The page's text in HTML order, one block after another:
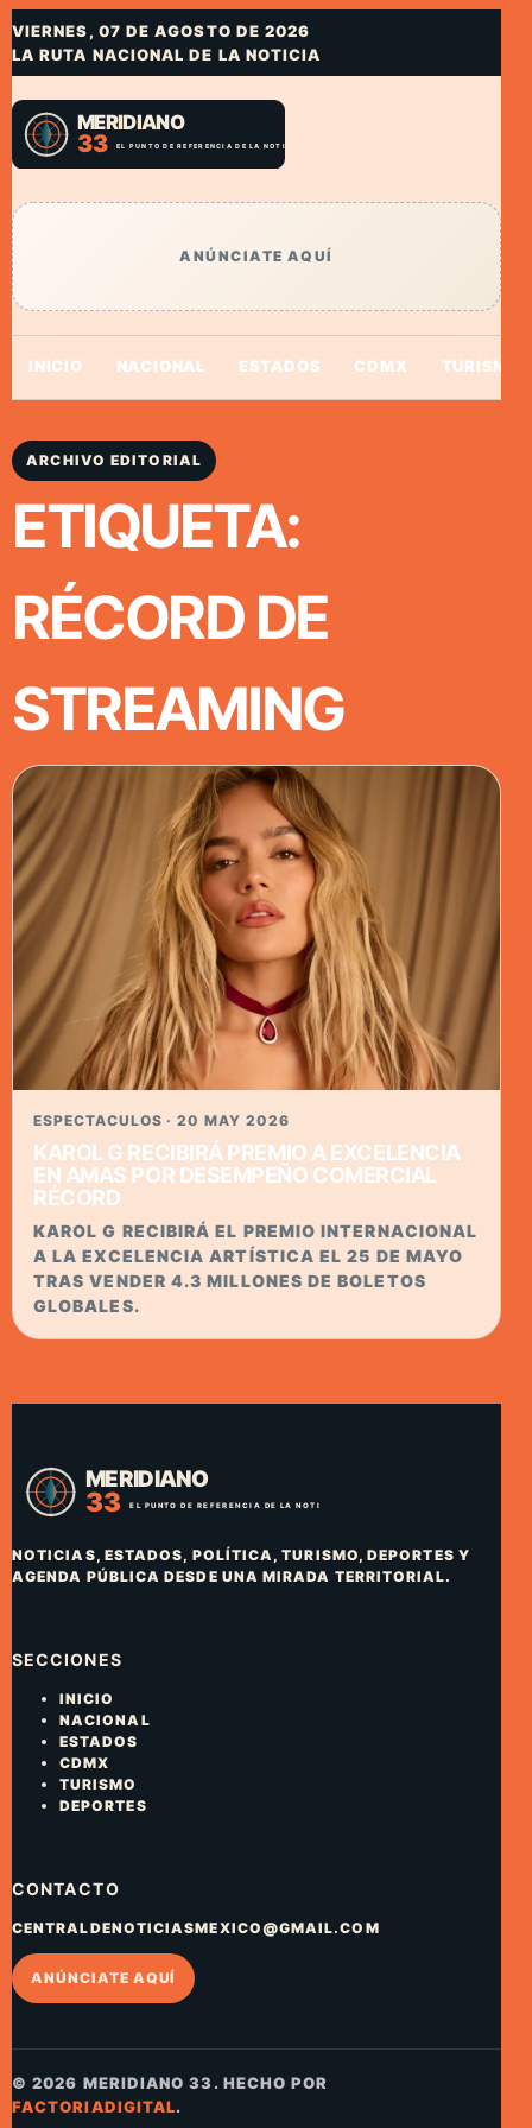
VIERNES, 07 DE AGOSTO DE 2026
LA RUTA NACIONAL DE LA NOTICIA
ANÚNCIATE AQUÍ
INICIO NACIONAL ESTADOS CDMX TURISMO
ARCHIVO EDITORIAL
ETIQUETA:
RÉCORD DE
STREAMING
ESPECTACULOS · 20 MAY 2026
KAROL G RECIBIRÁ PREMIO A EXCELENCIA
EN AMAS POR DESEMPEÑO COMERCIAL
RÉCORD
KAROL G RECIBIRÁ EL PREMIO INTERNACIONAL
A LA EXCELENCIA ARTÍSTICA EL 25 DE MAYO
TRAS VENDER 4.3 MILLONES DE BOLETOS
GLOBALES.
NOTICIAS, ESTADOS, POLÍTICA, TURISMO, DEPORTES Y
AGENDA PÚBLICA DESDE UNA MIRADA TERRITORIAL.
SECCIONES
INICIO
NACIONAL
ESTADOS
CDMX
TURISMO
DEPORTES
CONTACTO
CENTRALDENOTICIASMEXICO@GMAIL.COM
ANÚNCIATE AQUÍ
© 2026 MERIDIANO 33. HECHO POR
FACTORIADIGITAL.